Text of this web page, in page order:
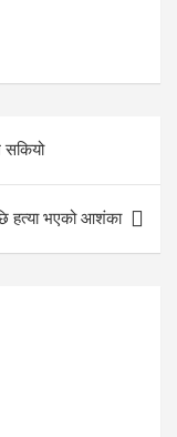
सकियो
हत्या भएको आशंका